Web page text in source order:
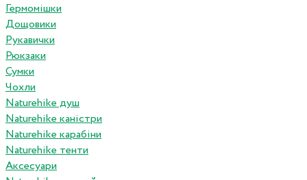
Гермомішки
Дощовики
Рукавички
Рюкзаки
Сумки
Чохли
Naturehike душ
Naturehike каністри
Naturehike карабіни
Naturehike тенти
Аксесуари